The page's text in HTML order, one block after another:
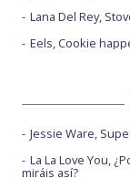
Lana Del Rey,
Eels, Cookie
Jessie Ware,
La La Love You,
miráis así?